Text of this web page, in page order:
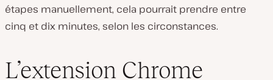
étapes manuellement, cela pourrait prendre entre
cinq et dix minutes, selon les circonstances.
L’extension Chrome